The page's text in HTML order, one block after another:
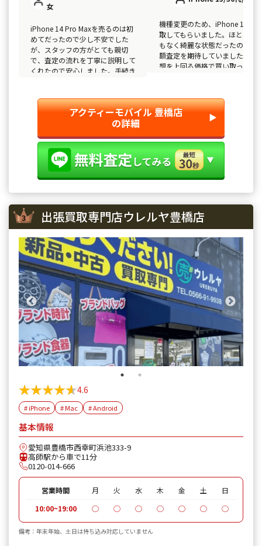
女
iPhone 14 Pro Maxを売るのは初
めてだったので少し不安でした
が、スタッフの方がとても親切
で、査定の流れを丁寧に説明して
くれたので安心しました。手続き
機種変更のため、iPhone 15を買
取してもらいました。ほとんど
もなく綺麗な状態だったので、
額査定を期待していましたが、
想を上回る価格で買い取っても
アクティーモバイル 豊橋店
の詳細 ▶︎
出張買取専門店ウレルヤ豊橋店
★★★★★
★★★★★4.6
# iPhone # Mac # Android
基本情報
愛知県豊橋市西幸町浜池333-9
高師駅から車で11分
0120-014-666
営業時間 月 火 水 木 金 土
日
10:00~19:00
◯ ◯ ◯ ◯ ◯ ◯ ◯
備考：年末年始、土日は持ち込み対応していません